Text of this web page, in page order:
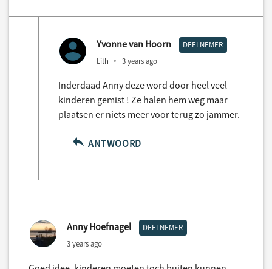
Yvonne van Hoorn DEELNEMER
Lith 3 years ago
Inderdaad Anny deze word door heel veel
kinderen gemist ! Ze halen hem weg maar
plaatsen er niets meer voor terug zo jammer.
ANTWOORD
Anny Hoefnagel DEELNEMER
3 years ago